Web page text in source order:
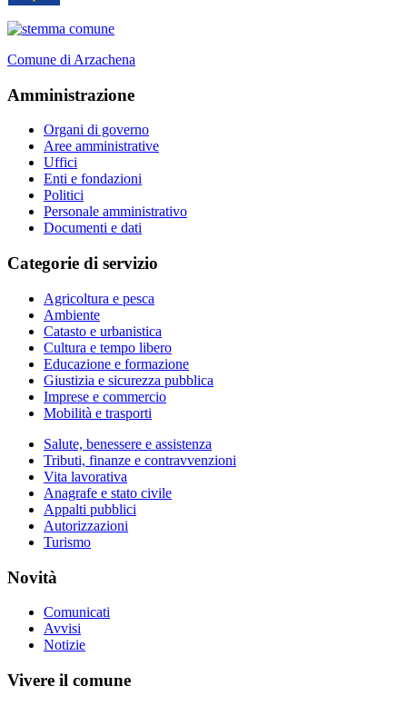
Comune di Arzachena
Amministrazione
Organi di governo
Aree amministrative
Uffici
Enti e fondazioni
Politici
Personale amministrativo
Documenti e dati
Categorie di servizio
Agricoltura e pesca
Ambiente
Catasto e urbanistica
Cultura e tempo libero
Educazione e formazione
Giustizia e sicurezza pubblica
Imprese e commercio
Mobilità e trasporti
Salute, benessere e assistenza
Tributi, finanze e contravvenzioni
Vita lavorativa
Anagrafe e stato civile
Appalti pubblici
Autorizzazioni
Turismo
Novità
Comunicati
Avvisi
Notizie
Vivere il comune